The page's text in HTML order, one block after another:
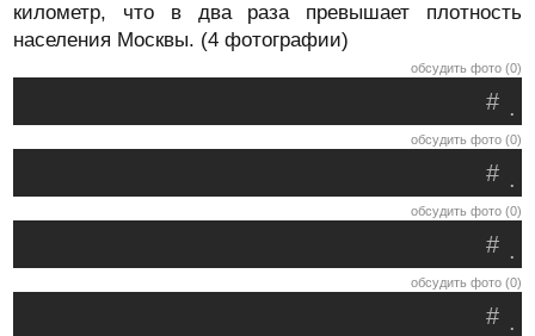
километр, что в два раза превышает плотность
населения Москвы. (4 фотографии)
обсудить фото (0)
.
#
обсудить фото (0)
.
#
обсудить фото (0)
.
#
обсудить фото (0)
.
#